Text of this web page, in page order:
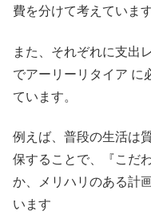
費を分けて考えています
また、それぞれに支出
でアーリーリタイア に
ています。
例えば、普段の生活は
保することで、『こだ
か、メリハリのある計
います